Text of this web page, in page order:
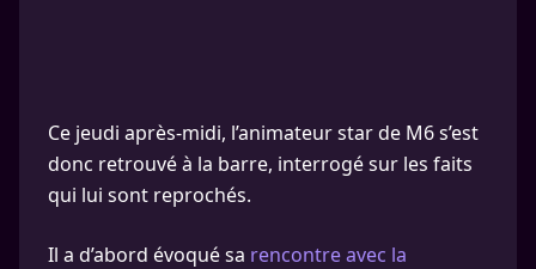
Ce jeudi après-midi, l’animateur star de M6 s’est
donc retrouvé à la barre, interrogé sur les faits
qui lui sont reprochés.
Il a d’abord évoqué sa rencontre avec la